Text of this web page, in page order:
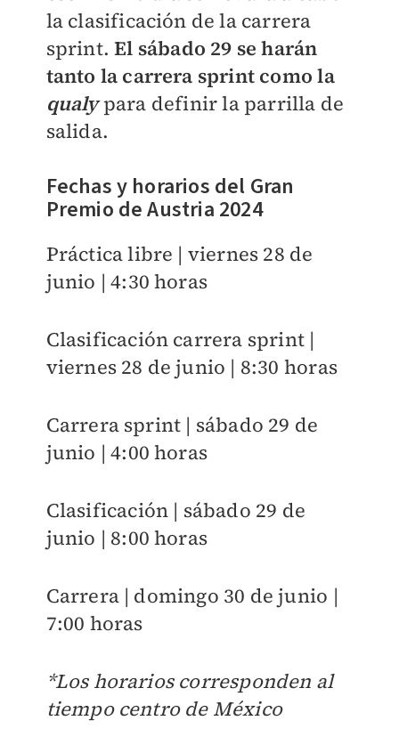
la clasificación de la carrera
sprint.El sábado 29 se harán
tanto la carrera sprint como la
qualy para definir la parrilla de
salida.
Fechas y horarios del Gran
Premio de Austria 2024
Práctica libre | viernes 28 de
junio | 4:30 horas
Clasificación carrera sprint |
viernes 28 de junio | 8:30 horas
Carrera sprint | sábado 29 de
junio | 4:00 horas
Clasificación | sábado 29 de
junio | 8:00 horas
Carrera | domingo 30 de junio |
7:00 horas
*Los horarios corresponden al
tiempo centro de México